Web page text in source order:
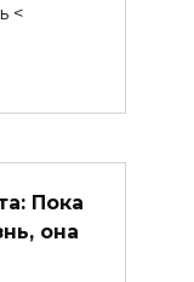
<
Пока
она